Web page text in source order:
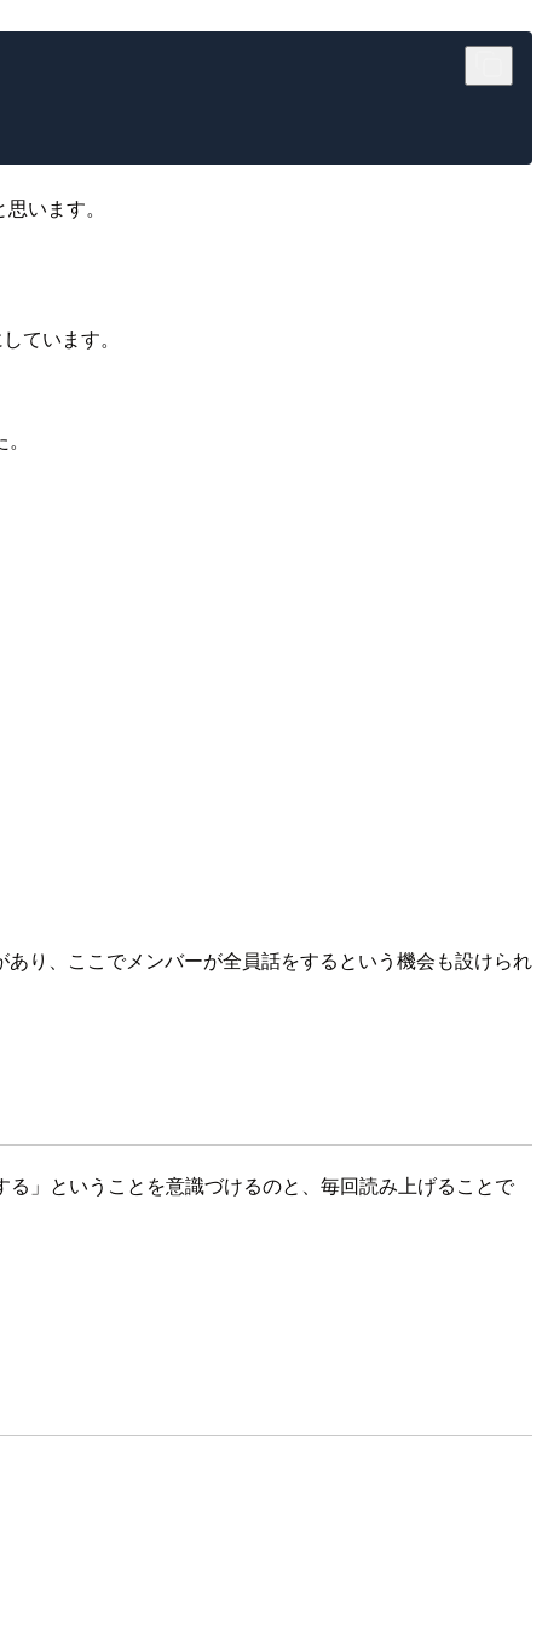
います。
ています。
り、ここでメンバーが全員話をするという機会も設けられ
」ということを意識づけるのと、毎回読み上げることで